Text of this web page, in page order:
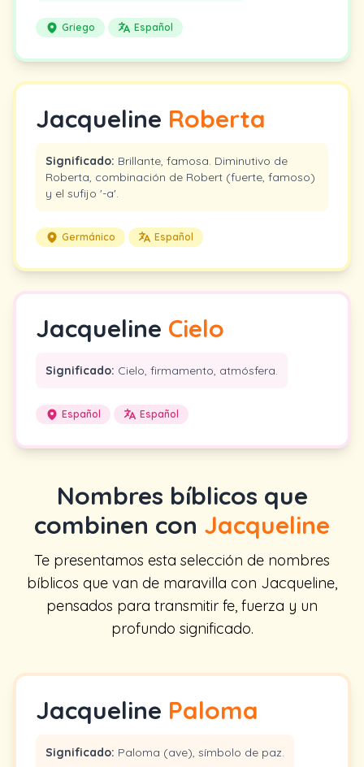
Griego Español
Jacqueline Roberta
Significado: Brillante, famosa. Diminutivo de
Roberta, combinación de Robert (fuerte, famoso)
y el sufijo '-a'.
Germánico Español
Jacqueline Cielo
Significado: Cielo, firmamento, atmósfera.
Español Español
Nombres bíblicos que
combinen con Jacqueline
Te presentamos esta selección de nombres
bíblicos que van de maravilla con Jacqueline,
pensados para transmitir fe, fuerza y un
profundo significado.
Jacqueline Paloma
Significado: Paloma (ave), símbolo de paz.